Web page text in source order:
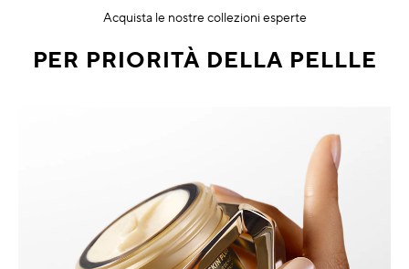
Acquista le nostre collezioni esperte
PER PRIORITÀ DELLA PELLLE